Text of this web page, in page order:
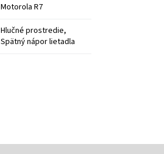
Motorola R7
Hlučné prostredie,
Spätný nápor lietadla